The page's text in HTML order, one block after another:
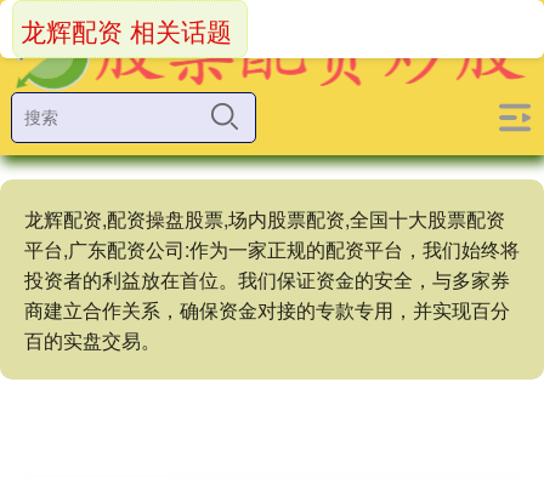
龙辉配资,配资操盘股票,场内股票配资,全国十大股票配资
平台,广东配资公司:作为一家正规的配资平台，我们始终将
投资者的利益放在首位。我们保证资金的安全，与多家券
商建立合作关系，确保资金对接的专款专用，并实现百分
百的实盘交易。
龙辉配资 相关话题